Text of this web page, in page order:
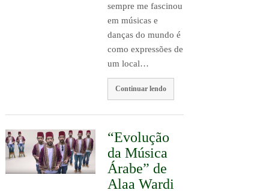
sempre me fascinou
em músicas e
danças do mundo é
como expressões de
um local…
Continuar lendo
“Evolução
da Música
Árabe” de
Alaa Wardi